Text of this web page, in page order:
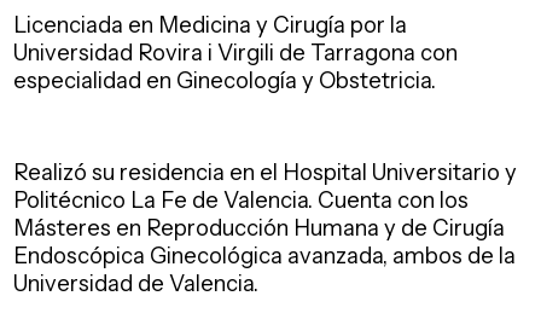
Licenciada en Medicina y Cirugía por la
Universidad Rovira i Virgili de Tarragona con
especialidad en Ginecología y Obstetricia.
Realizó su residencia en el Hospital Universitario y
Politécnico La Fe de Valencia. Cuenta con los
Másteres en Reproducción Humana y de Cirugía
Endoscópica Ginecológica avanzada, ambos de la
Universidad de Valencia.